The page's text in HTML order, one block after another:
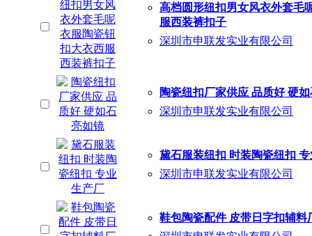
高档圆形纽扣男女风衣外套毛
服西装裤扣子
深圳市申联发实业有限公司
陶瓷纽扣厂家供应 品质好 硬
深圳市申联发实业有限公司
黛石服装纽扣 时装陶瓷纽扣
深圳市申联发实业有限公司
鞋包陶瓷配件 皮带日字扣辅料